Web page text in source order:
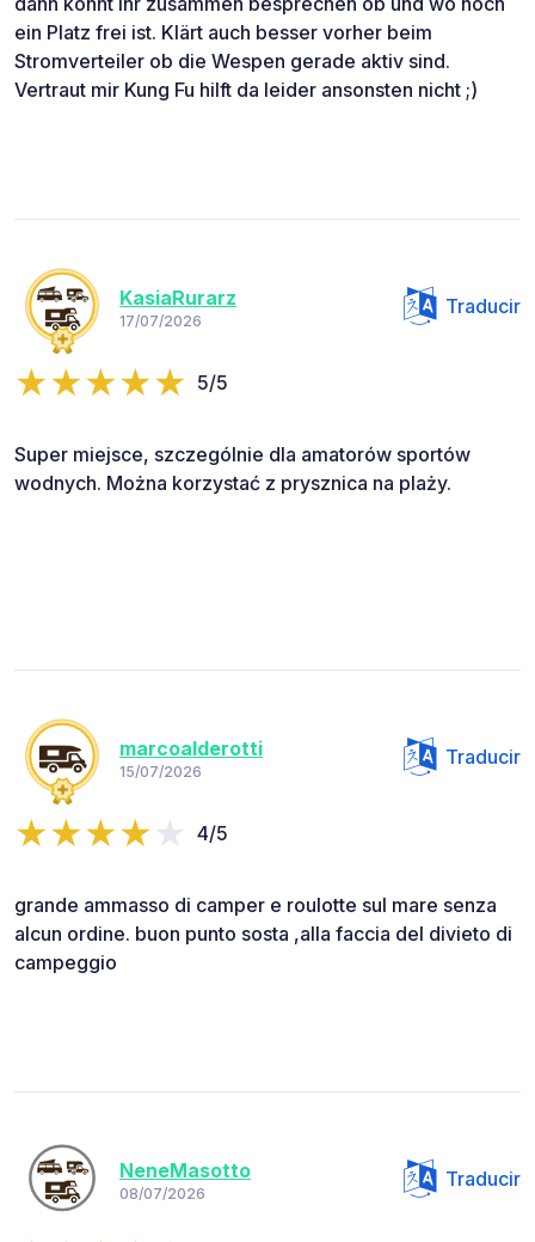
ein Platz frei ist. Klärt auch besser vorher beim
Stromverteiler ob die Wespen gerade aktiv sind.
Vertraut mir Kung Fu hilft da leider ansonsten nicht ;)
KasiaRurarz
17/07/2026
Traducir
5/5
Super miejsce, szczególnie dla amatorów sportów
wodnych. Można korzystać z prysznica na plaży.
marcoalderotti
15/07/2026
Traducir
4/5
grande ammasso di camper e roulotte sul mare senza
alcun ordine. buon punto sosta ,alla faccia del divieto di
campeggio
NeneMasotto
08/07/2026
Traducir